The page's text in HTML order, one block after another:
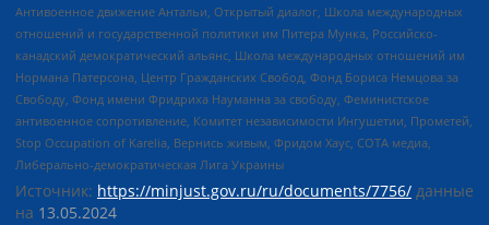
Антивоенное движение Антальи, Открытый диалог, Школа международных
отношений и государственной политики им Питера Мунка, Российско-
канадский демократический альянс, Школа международных отношений им
Нормана Патерсона, Центр Гражданских Свобод, Фонд Бориса Немцова за
Свободу, Фонд имени Фридриха Науманна за свободу, Феминистское
антивоенное сопротивление, Комитет независимости Ингушетии, Прометей,
Stop Occupation of Karelia, Вернись живым, Фридом Хаус, СОТА медиа,
Либерально-демократическая Лига Украины
Источник: https://minjust.gov.ru/ru/documents/7756/ данные
на 13.05.2024